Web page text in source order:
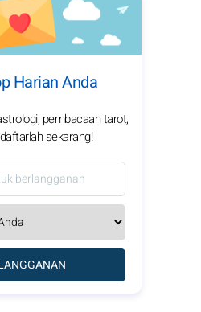
Harian Anda
pembacaan tarot,
sekarang!